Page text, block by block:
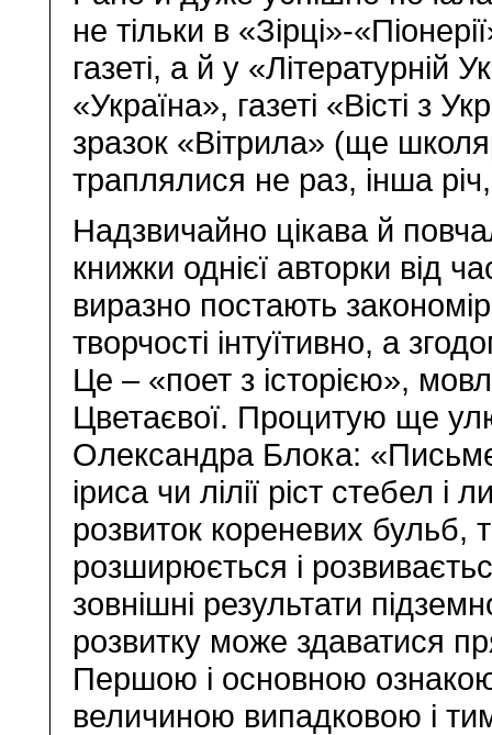
не тільки в «Зірці»-
газеті, а й у «Літературній
«Україна», газеті «Вісті з
зразок «Вітрила» (ще
траплялися не раз, інша
Надзвичайно цікава й
книжки однієї авторки від
виразно постають
творчості інтуїтивно, а
Це – «поет з історією»,
Цветаєвої. Процитую ще
Олександра Блока:
іриса чи лілії ріст стебел і
розвиток кореневих
розширюється і
зовнішні результати
розвитку може здаватися
Першою і основною
величиною випадковою і